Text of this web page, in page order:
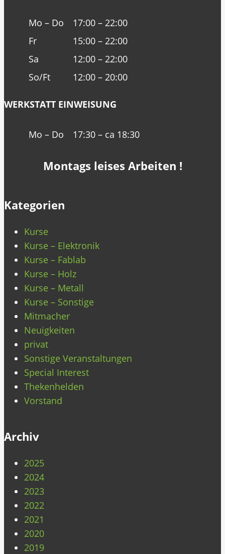
Mo – Do
17:00 – 22:00
Fr
15:00 – 22:00
Sa
12:00 – 22:00
So/Ft
12:00 – 20:00
WERKSTATT EINWEISUNG
Mo – Do 17:30 – ca 18:30
Montags leises Arbeiten !
Kategorien
Kurse
Kurse – Elektronik
Kurse – Fablab
Kurse – Holz
Kurse – Metall
Kurse – Sonstige
Mitmacher
Neuigkeiten
privat
Sonstige Veranstaltungen
Special Interest
Thekenhelden
Vorstand
Archiv
2025
2024
2023
2022
2021
2020
2019